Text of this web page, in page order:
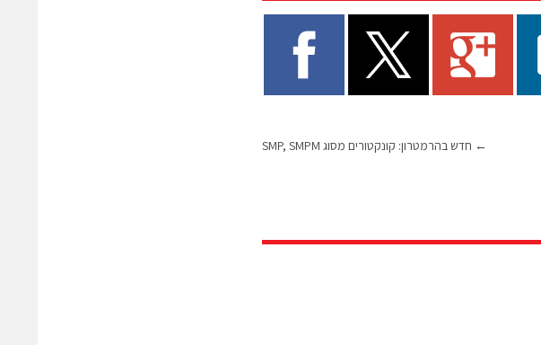
← חדש בהרמטרון: קונקטורים מסוג SMP, SMPM